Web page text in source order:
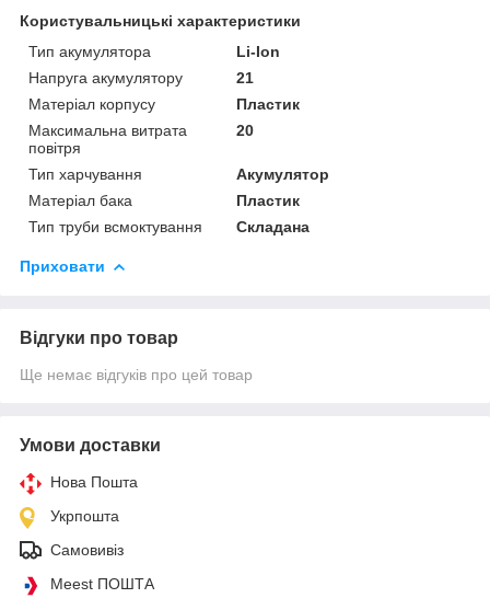
Користувальницькі характеристики
Тип акумулятора
Li-Ion
Напруга акумулятору
21
Матеріал корпусу
Пластик
Максимальна витрата
повітря
20
Тип харчування
Акумулятор
Матеріал бака
Пластик
Тип труби всмоктування
Складана
Приховати
Відгуки про товар
Ще немає відгуків про цей товар
Умови доставки
Нова Пошта
Укрпошта
Самовивіз
Meest ПОШТА